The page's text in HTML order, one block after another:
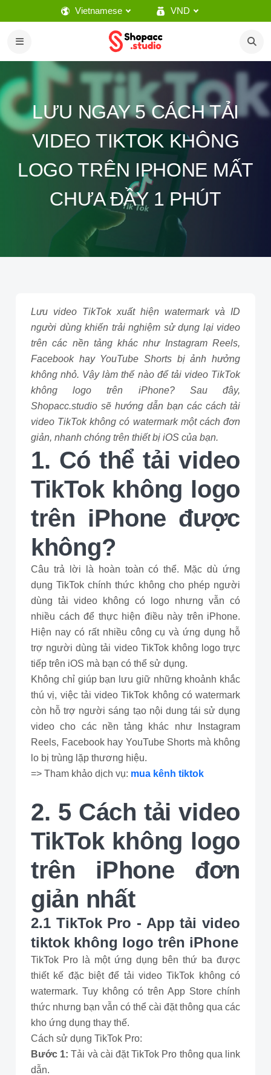
Vietnamese VND
LƯU NGAY 5 CÁCH TẢI
VIDEO TIKTOK KHÔNG
LOGO TRÊN IPHONE MẤT
CHƯA ĐẦY 1 PHÚT
Lưu video TikTok xuất hiện watermark và ID
người dùng khiến trải nghiệm sử dụng lại video
trên các nền tảng khác như Instagram Reels,
Facebook hay YouTube Shorts bị ảnh hưởng
không nhỏ. Vậy làm thế nào để tải video TikTok
không logo trên iPhone? Sau đây,
Shopacc.studio sẽ hướng dẫn bạn các cách tải
video TikTok không có watermark một cách đơn
giản, nhanh chóng trên thiết bị iOS của bạn.
1. Có thể tải video
TikTok không logo
trên iPhone được
không?
Câu trả lời là hoàn toàn có thể. Mặc dù ứng
dụng TikTok chính thức không cho phép người
dùng tải video không có logo nhưng vẫn có
nhiều cách để thực hiện điều này trên iPhone.
Hiện nay có rất nhiều công cụ và ứng dụng hỗ
trợ người dùng tải video TikTok không logo trực
tiếp trên iOS mà bạn có thể sử dụng.
Không chỉ giúp bạn lưu giữ những khoảnh khắc
thú vị, việc tải video TikTok không có watermark
còn hỗ trợ người sáng tạo nội dung tái sử dụng
video cho các nền tảng khác như Instagram
Reels, Facebook hay YouTube Shorts mà không
lo bị trùng lặp thương hiệu.
=> Tham khảo dịch vụ: mua kênh tiktok
2. 5 Cách tải video
TikTok không logo
trên iPhone đơn
giản nhất
2.1 TikTok Pro - App tải video
tiktok không logo trên iPhone
TikTok Pro là một ứng dụng bên thứ ba được
thiết kế đặc biệt để tải video TikTok không có
watermark. Tuy không có trên App Store chính
thức nhưng bạn vẫn có thể cài đặt thông qua các
kho ứng dụng thay thế.
Cách sử dụng TikTok Pro:
Bước 1:Tải và cài đặt TikTok Pro thông qua link
dẫn.